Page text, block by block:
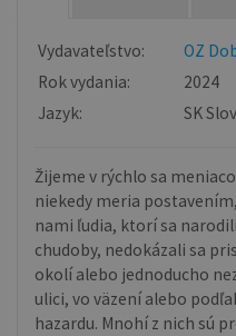
Vydavateľstvo:
OZ
Rok vydania:
2024
Jazyk:
SK
Žijeme v rýchlo sa
niekedy meria
nami ľudia, ktorí sa
chudoby, nedokázali sa
okolí alebo jednoducho
ulici, vo väzení alebo
hazardu. Mnohí z nich sú